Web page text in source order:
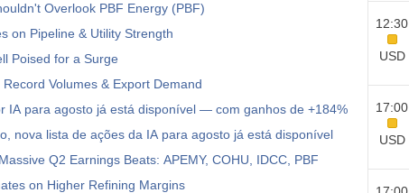
Overlook PBF Energy (PBF)
on Pipeline & Utility Strength
Poised for a Surge
Volumes & Export Demand
IA para agosto já está disponível — com ganhos de +184%
nova lista de ações da IA para agosto já está disponível
Q2 Earnings Beats: APEMY, COHU, IDCC, PBF
on Higher Refining Margins
12:30
USD
17:00
USD